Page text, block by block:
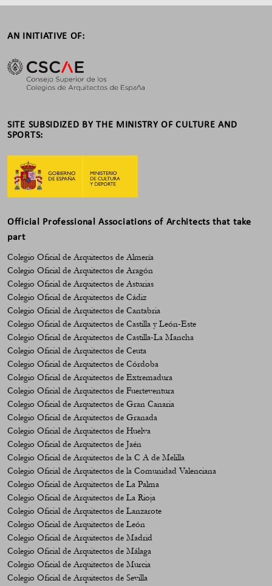
to
AN INITIATIVE OF:
SITE SUBSIDIZED BY THE MINISTRY OF CULTURE AND
SPORTS:
Official Professional Associations of Architects that take
part
Colegio Oficial de Arquitectos de Almería
Colegio Oficial de Arquitectos de Aragón
Colegio Oficial de Arquitectos de Asturias
Colegio Oficial de Arquitectos de Cádiz
Colegio Oficial de Arquitectos de Cantabria
Colegio Oficial de Arquitectos de Castilla y León-Este
Colegio Oficial de Arquitectos de Castilla-La Mancha
Colegio Oficial de Arquitectos de Ceuta
Colegio Oficial de Arquitectos de Córdoba
Colegio Oficial de Arquitectos de Extremadura
Colegio Oficial de Arquitectos de Fuerteventura
Colegio Oficial de Arquitectos de Gran Canaria
Colegio Oficial de Arquitectos de Granada
Colegio Oficial de Arquitectos de Huelva
Colegio Oficial de Arquitectos de Jaén
Colegio Oficial de Arquitectos de la C A de Melilla
Colegio Oficial de Arquitectos de la Comunidad Valenciana
Colegio Oficial de Arquitectos de La Palma
Colegio Oficial de Arquitectos de La Rioja
Colegio Oficial de Arquitectos de Lanzarote
Colegio Oficial de Arquitectos de León
Colegio Oficial de Arquitectos de Madrid
Colegio Oficial de Arquitectos de Málaga
Colegio Oficial de Arquitectos de Murcia
Colegio Oficial de Arquitectos de Sevilla